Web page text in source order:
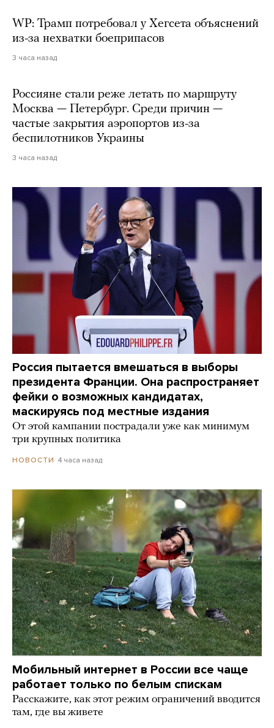
WP: Трамп потребовал у Хегсета объяснений
из-за нехватки боеприпасов
3 часа назад
Россияне стали реже летать по маршруту
Москва — Петербург. Среди причин —
частые закрытия аэропортов из-за
беспилотников Украины
3 часа назад
Россия пытается вмешаться в выборы
президента Франции. Она распространяет
фейки о возможных кандидатах,
маскируясь под местные издания
От этой кампании пострадали уже как минимум
три крупных политика
НОВОСТИ 4 часа назад
Мобильный интернет в России все чаще
работает только по белым спискам
Расскажите, как этот режим ограничений вводится
там, где вы живете